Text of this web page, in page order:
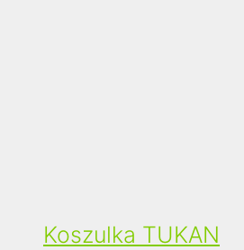
Koszulka TUKAN